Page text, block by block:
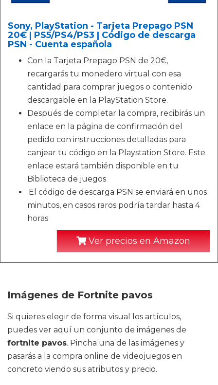
Sony, PlayStation - Tarjeta Prepago PSN
20€ | PS5/PS4/PS3 | Código de descarga
PSN - Cuenta española
Con la Tarjeta Prepago PSN de 20€,
recargarás tu monedero virtual con esa
cantidad para comprar juegos o contenido
descargable en la PlayStation Store.
Después de completar la compra, recibirás un
enlace en la página de confirmación del
pedido con instrucciones detalladas para
canjear tu código en la Playstation Store. Este
enlace estará también disponible en tu
Biblioteca de juegos
.El código de descarga PSN se enviará en unos
minutos, en casos raros podría tardar hasta 4
horas
Ver precios en Amazon
Imágenes de Fortnite pavos
Si quieres elegir de forma visual los artículos,
puedes ver aquí un conjunto de imágenes de
fortnite pavos. Pincha una de las imágenes y
pasarás a la compra online de videojuegos en
concreto viendo sus atributos y precio.